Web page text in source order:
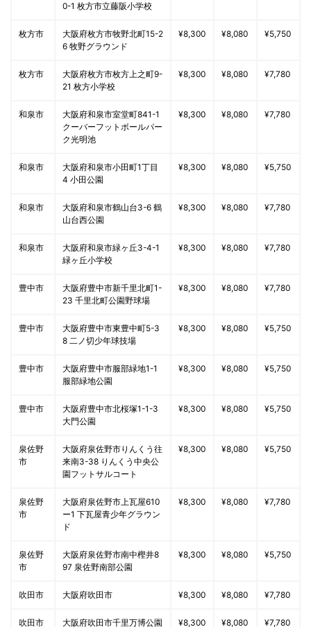
0-1 枚方市立藤阪小学校
枚方市
大阪府枚方市牧野北町15-2
6 牧野グラウンド
¥8,300 ¥8,080 ¥5,750
枚方市
大阪府枚方市枚方上之町9-
21 枚方小学校
¥8,300 ¥8,080 ¥7,780
和泉市
大阪府和泉市室堂町841-1
クーバーフットボールパー
ク光明池
¥8,300 ¥8,080 ¥7,780
和泉市
大阪府和泉市小田町1丁目
4 小田公園
¥8,300 ¥8,080 ¥5,750
和泉市
大阪府和泉市鶴山台3-6 鶴
山台西公園
¥8,300 ¥8,080 ¥7,780
和泉市
大阪府和泉市緑ヶ丘3-4-1
緑ヶ丘小学校
¥8,300 ¥8,080 ¥7,780
豊中市
大阪府豊中市新千里北町1-
23 千里北町公園野球場
¥8,300 ¥8,080 ¥7,780
豊中市
大阪府豊中市東豊中町5-3
8 二ノ切少年球技場
¥8,300 ¥8,080 ¥5,750
豊中市
大阪府豊中市服部緑地1-1
服部緑地公園
¥8,300 ¥8,080 ¥5,750
豊中市
大阪府豊中市北桜塚1-1-3
大門公園
¥8,300 ¥8,080 ¥5,750
泉佐野
市
大阪府泉佐野市りんくう往
来南3-38 りんくう中央公
園フットサルコート
¥8,300 ¥8,080 ¥5,750
泉佐野
市
大阪府泉佐野市上瓦屋610
ー1 下瓦屋青少年グラウン
ド
¥8,300 ¥8,080 ¥7,780
泉佐野
市
大阪府泉佐野市南中樫井8
97 泉佐野南部公園
¥8,300 ¥8,080 ¥5,750
吹田市 大阪府吹田市 ¥8,300 ¥8,080 ¥7,780
吹田市 大阪府吹田市千里万博公園 ¥8,300 ¥8,080 ¥7,780